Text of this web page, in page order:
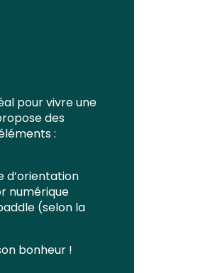
pour vivre une
des
:
d’orientation
numérique
(selon la
bonheur !